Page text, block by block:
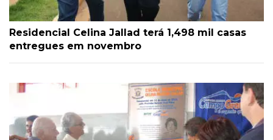
Residencial Celina Jallad terá 1,498 mil casas
entregues em novembro